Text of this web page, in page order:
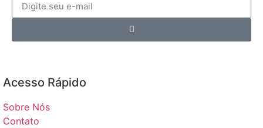
Acesso Rápido​
Sobre Nós
Contato